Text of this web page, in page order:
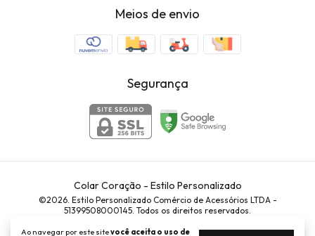
Ao navegar por este sitevocê aceita o uso de
Meios de envio
Segurança
Colar Coração - Estilo Personalizado
©2026. Estilo Personalizado Comércio de Acessórios LTDA -
51399508000145. Todos os direitos reservados.